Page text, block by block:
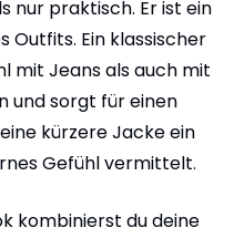
nur praktisch. Er ist ein
Outfits. Ein klassischer
mit Jeans als auch mit
und sorgt für einen
kürzere Jacke ein
Gefühl vermittelt.
kombinierst du deine